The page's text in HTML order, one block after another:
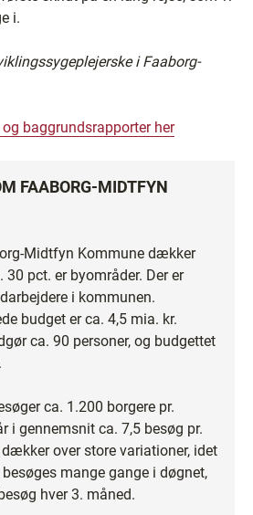
i.
i Faaborg-
baggrundsrapporter her
FAABORG-MIDTFYN
Midtfyn Kommune dækker
30 pct. er byområder. Der er
i kommunen.
budget er ca. 4,5 mia. kr.
ca. 90 personer, og budgettet
ca. 1.200 borgere pr.
i gennemsnit ca. 7,5 besøg pr.
over store variationer, idet
mange gange i døgnet,
hver 3. måned.